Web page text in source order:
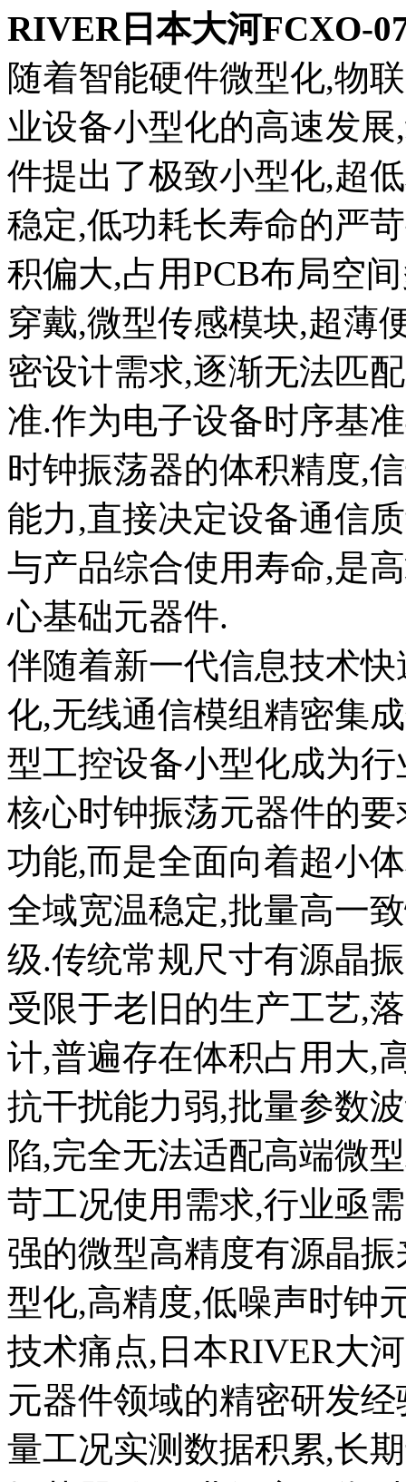
RIVER日本大河FCXO-
随着智能硬件微型化,物
业设备小型化的高速发
件提出了极致小型化,超
稳定,低功耗长寿命的严
积偏大,占用PCB布局空
穿戴,微型传感模块,超薄
密设计需求,逐渐无法匹
准.作为电子设备时序基
时钟振荡器的体积精度,
能力,直接决定设备通信
与产品综合使用寿命,是
心基础元器件.
伴随着新一代信息技术
化,无线通信模组精密集
型工控设备小型化成为
核心时钟振荡元器件的
功能,而是全面向着超小
全域宽温稳定,批量高一
级.传统常规尺寸有源晶
受限于老旧的生产工艺,
计,普遍存在体积占用大,
抗干扰能力弱,批量参数
陷,完全无法适配高端微
苛工况使用需求,行业亟
强的微型高精度有源晶
型化,高精度,低噪声时钟
技术痛点,日本RIVER大
元器件领域的精密研发
量工况实测数据积累,长